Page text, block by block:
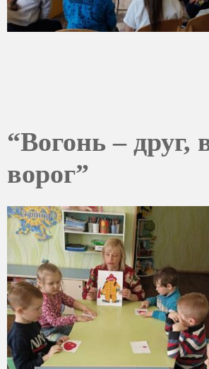
“Вогонь – друг,
ворог”